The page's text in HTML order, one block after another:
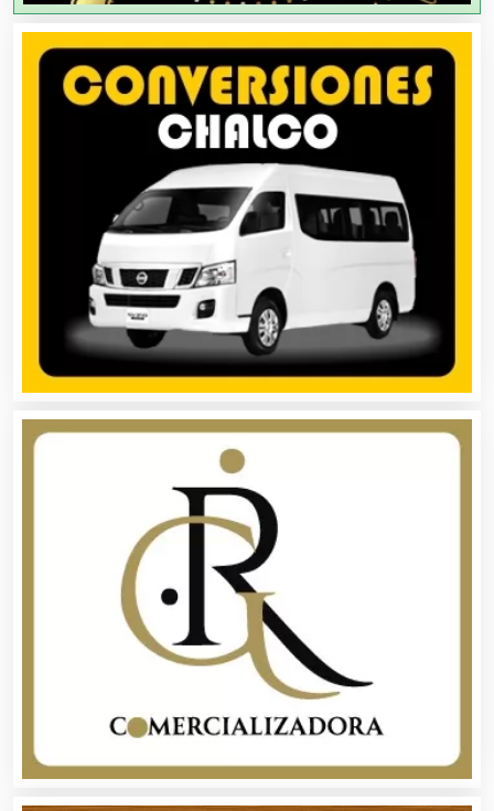
Agricultura y Ganadería
Agua Purificada
Aire Acondicionado
Alarmas
Albercas
Almacenaje
Alquiler de Autos